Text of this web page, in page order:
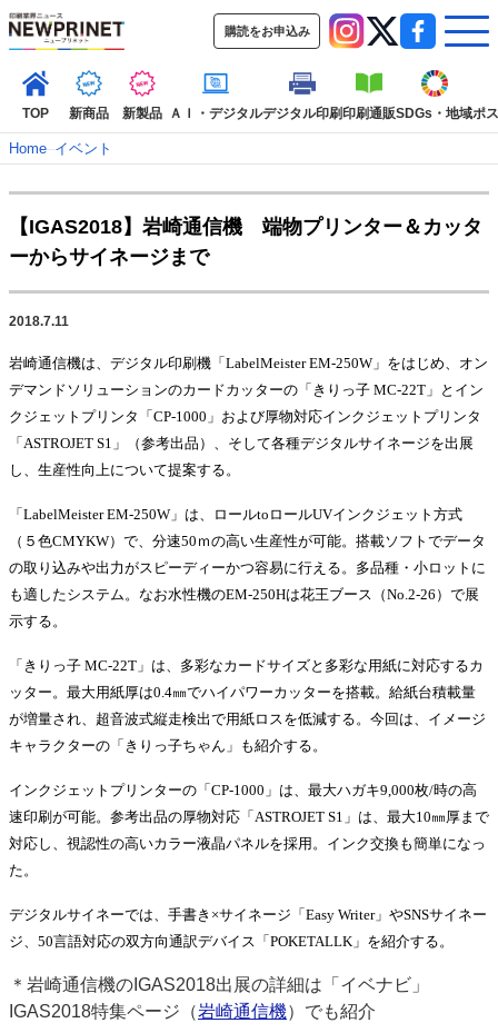
購読をお申込み
TOP 新商品 新製品 ＡＩ・デジタルデジタル印刷印刷通販SDGs・地域ポ
TOP
新着記事 特集記事
インタビュー
コレクション
イベント 信用情報
市場・統計
人事・移転・異動・訃報
特集記事カテゴリー一覧
特集・デジタル印刷 アイデアで勝負！ ～多様なビジネス・多彩な商材～
JAPAN PACK 2023 特集
特集・デジタル印刷 ～ 新成長軌道を描く
案内
発刊案内
JFPI印刷用語集 印刷機材年鑑
運営
会社案内
購読・購入申し込み
サイトポリシー
Home–イベント
【IGAS2018】岩崎通信機 端物プリンター＆カッタ
ーからサイネージまで
2018.7.11
岩崎通信機は、 デジタル印刷機「 LabelMeister EM-250W 」をはじめ、オン
デマンドソリューションのカードカッターの「きりっ子 MC-22T 」とイン
クジェットプリンタ「 CP-1000 」および厚物対応インクジェットプリンタ
「 ASTROJET S1 」（参考出品）、そして各種デジタルサイネージを出展
し、生産性向上について提案する。
「 LabelMeister EM-250W 」は、ロールto ロールUVインクジェット方式
（５色CMYKW）で、分速50 ｍの高い生産性が可能。搭載ソフトでデータ
の取り込みや出力がスピーディーかつ容易に行える。多品種・小ロットに
も適したシステム。なお水性機のEM-250Hは花王ブース（No.2-26 ）で展
示する。
「きりっ子 MC-22T 」は、多彩なカードサイズと多彩な用紙に対応するカ
ッター。最大用紙厚は0.4㎜でハイパワーカッターを搭載。給紙台積載量
が増量され、超音波式縦走検出で用紙ロスを低減する。今回は、イメージ
キャラクターの「きりっ子ちゃん」も紹介する。
インクジェットプリンターの「 CP-1000 」は、最大ハガキ9,000枚/時の高
速印刷が可能。参考出品の厚物対応「 ASTROJET S1 」は、最大10㎜厚まで
対応し、視認性の高いカラー液晶パネルを採用。インク交換も簡単になっ
た。
デジタルサイネーでは、手書き×サイネージ「 Easy Writer」やSNSサイネー
ジ、 50言語対応の双方向通訳デバイス「 POKETALLK 」を紹介する。
＊岩崎通信機のIGAS2018出展の詳細は「イベナビ」
IGAS2018特集ページ（岩崎通信機）でも紹介